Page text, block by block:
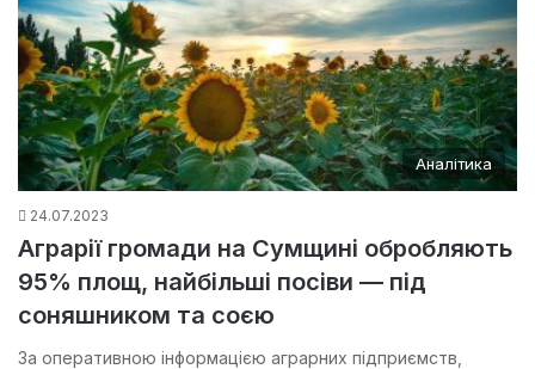
Аналітика
24.07.2023
Аграрії громади на Сумщині обробляють
95% площ, найбільші посіви — під
соняшником та соєю
За оперативною інформацією аграрних підприємств,